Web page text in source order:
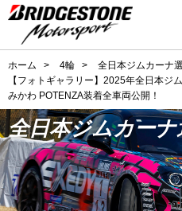
ホーム > 4輪 > 全日本ジムカーナ
【フォトギャラリー】2025年全日本ジ
みかわ POTENZA装着全車両公開！
全日本ジムカーナ